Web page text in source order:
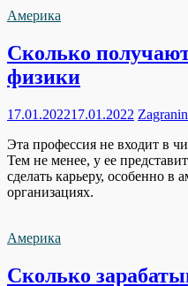
Америка
Сколько
физики
17.01.202217.01.2022
Эта профессия не входит в
Тем не менее, у ее
сделать карьеру, особенно в
организациях.
Америка
Сколько